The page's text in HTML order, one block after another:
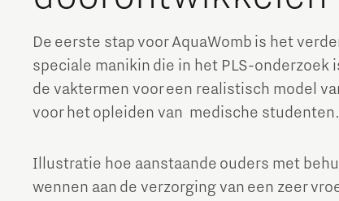
De eerste stap voor AquaWomb is het
speciale manikin die in het PLS-onderzoek
de vaktermen voor een realistisch model
voor het opleiden van medische studenten.
Illustratie hoe aanstaande ouders met
wennen aan de verzorging van een zeer